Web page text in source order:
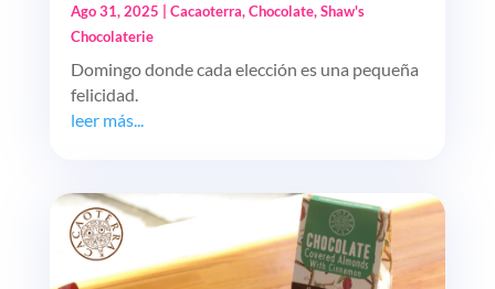
Ago 31, 2025
Cacaoterra,Chocolate,Shaw's
Chocolaterie
Domingo donde cada elección es una pequeña
felicidad.
leer más...